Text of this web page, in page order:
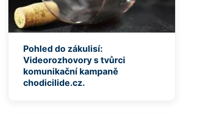
Pohled do zákulisí:
Videorozhovory s tvůrci
komunikační kampaně
chodicilide.cz.